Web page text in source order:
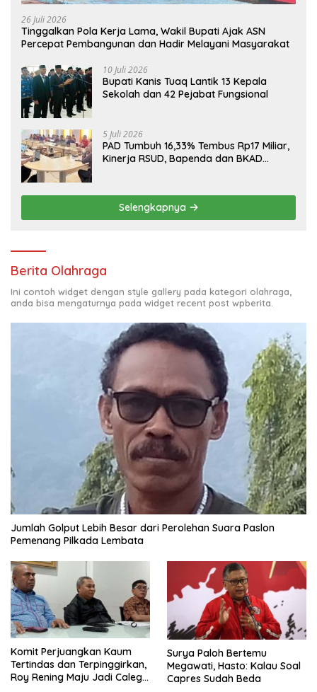
26 Juli 2026
Tinggalkan Pola Kerja Lama, Wakil Bupati Ajak ASN
Percepat Pembangunan dan Hadir Melayani Masyarakat
10 Juli 2026
Bupati Kanis Tuaq Lantik 13 Kepala
Sekolah dan 42 Pejabat Fungsional
5 Juli 2026
PAD Tumbuh 16,33% Tembus Rp17 Miliar,
Kinerja RSUD, Bapenda dan BKAD
Selengkapnya
Berita Olahraga
Ini contoh widget dengan style gallery pada kategori olahraga,
anda bisa mengaturnya pada widget recent post wpberita.
Jumlah Golput Lebih Besar dari Perolehan Suara Paslon
Pemenang Pilkada Lembata
Komit Perjuangkan Kaum
Tertindas dan Terpinggirkan,
Roy Rening Maju Jadi Caleg
Surya Paloh Bertemu
Megawati, Hasto: Kalau Soal
Capres Sudah Beda